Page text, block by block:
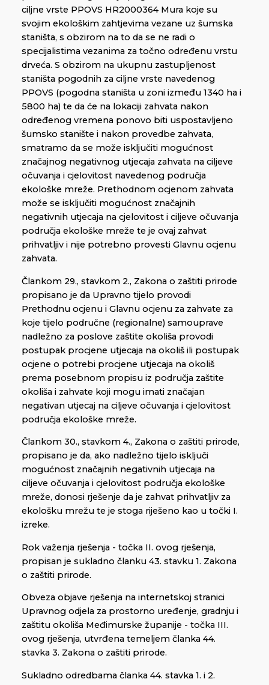
ciljne vrste PPOVS HR2000364 Mura koje su
svojim ekološkim zahtjevima vezane uz šumska
staništa, s obzirom na to da se ne radi o
specijalistima vezanima za točno određenu vrstu
drveća. S obzirom na ukupnu zastupljenost
staništa pogodnih za ciljne vrste navedenog
PPOVS (pogodna staništa u zoni između 1340 ha i
5800 ha) te da će na lokaciji zahvata nakon
određenog vremena ponovo biti uspostavljeno
šumsko stanište i nakon provedbe zahvata,
smatramo da se može isključiti mogućnost
značajnog negativnog utjecaja zahvata na ciljeve
očuvanja i cjelovitost navedenog područja
ekološke mreže. Prethodnom ocjenom zahvata
može se isključiti mogućnost značajnih
negativnih utjecaja na cjelovitost i ciljeve očuvanja
područja ekološke mreže te je ovaj zahvat
prihvatljiv i nije potrebno provesti Glavnu ocjenu
zahvata.
Člankom 29., stavkom 2., Zakona o zaštiti prirode
propisano je da Upravno tijelo provodi
Prethodnu ocjenu i Glavnu ocjenu za zahvate za
koje tijelo područne (regionalne) samouprave
nadležno za poslove zaštite okoliša provodi
postupak procjene utjecaja na okoliš ili postupak
ocjene o potrebi procjene utjecaja na okoliš
prema posebnom propisu iz područja zaštite
okoliša i zahvate koji mogu imati značajan
negativan utjecaj na ciljeve očuvanja i cjelovitost
područja ekološke mreže.
Člankom 30., stavkom 4., Zakona o zaštiti prirode,
propisano je da, ako nadležno tijelo isključi
mogućnost značajnih negativnih utjecaja na
ciljeve očuvanja i cjelovitost područja ekološke
mreže, donosi rješenje da je zahvat prihvatljiv za
ekološku mrežu te je stoga riješeno kao u točki I.
izreke.
Rok važenja rješenja - točka II. ovog rješenja,
propisan je sukladno članku 43. stavku 1. Zakona
o zaštiti prirode.
Obveza objave rješenja na internetskoj stranici
Upravnog odjela za prostorno uređenje, gradnju i
zaštitu okoliša Međimurske županije - točka III.
ovog rješenja, utvrđena temeljem članka 44.
stavka 3. Zakona o zaštiti prirode.
Sukladno odredbama članka 44. stavka 1. i 2.